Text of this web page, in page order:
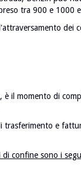
tra 900 e 1000
dei
il momento di
e
confine sono i